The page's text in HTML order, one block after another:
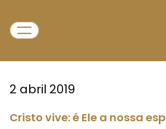
2 abril 2019
Cristo vive: é Ele a nossa